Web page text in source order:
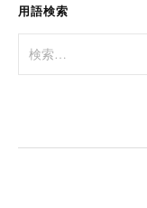
用語検索
索: